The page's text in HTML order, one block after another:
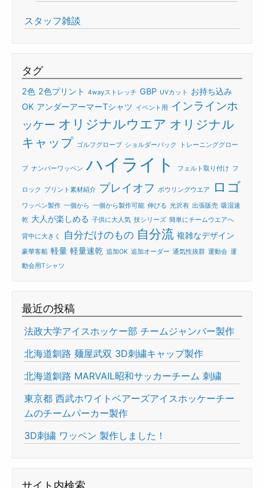
スタッフ雑談
タグ
2色 2色プリント 4wayストレッチ GBP UVカット
お持ち込み
OK アンダーアーマーTシャツ イベント用
インラインホ
ッケー オリジナルウエア オリジナル
キャップ ゴルフグローブ ショルダーバック トレーニンググロー
ブ ナンバーワッペン ハイライト フェルト取り付け フ
ロック プリント素材紹介 プレイオフ ボウリングウエア ロゴ
ワッペン製作 一個から 一個から製作可能 伸びる 光沢有 出張販売 吸湿速
乾 大人が楽しめる 子供に大人気 技シリーズ 簡単にチームウエアへ
背中に大きく 自分だけのもの 自分流 複雑なデザイン
豪華客船 軽量 軽量速乾 追加OK 追加オーダー 通気性抜群 運動会 運
動会用Tシャツ
最近の投稿
法政大学アイスホッケー部 チームジャンバー製作
北海道釧路 麺屋武双 3D刺繍キャップ製作
北海道釧路 MARVAIL昭和サッカーチーム 刺繍
東京都 西武ホワイトベアーズアイスホッケーチー
ムのチームパーカー製作
3D刺繍 ワッペン 製作しました！
サイト内検索